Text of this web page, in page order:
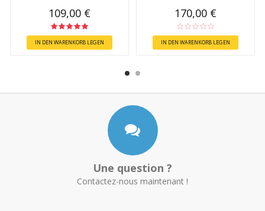
109,00 €
IN DEN WARENKORB LEGEN
170,00 €
IN DEN WARENKORB LEGEN
Une question ?
Contactez-nous maintenant !